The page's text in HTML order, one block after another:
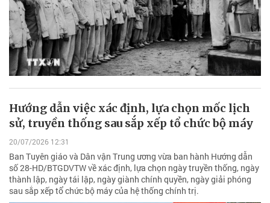
Hướng dẫn việc xác định, lựa chọn mốc lịch
sử, truyền thống sau sắp xếp tổ chức bộ máy
20/07/2026 12:31
Ban Tuyên giáo và Dân vận Trung ương vừa ban hành Hướng dẫn
số 28-HD/BTGDVTW về xác định, lựa chọn ngày truyền thống, ngày
thành lập, ngày tái lập, ngày giành chính quyền, ngày giải phóng
sau sắp xếp tổ chức bộ máy của hệ thống chính trị.